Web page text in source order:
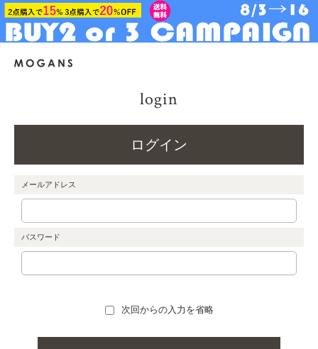
login
ログイン
メールアドレス
パスワード
次回からの入力を省略